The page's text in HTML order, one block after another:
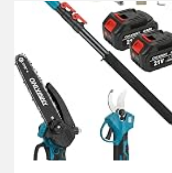
ELEKTRO-
KETTENSÄGE
MIT
CM)
RÜCKSCHLAG…